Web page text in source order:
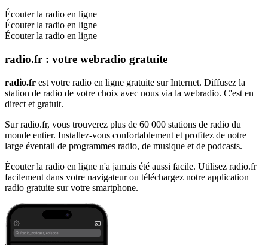
Écouter la radio en ligne
Écouter la radio en ligne
Écouter la radio en ligne
radio.fr : votre webradio gratuite
radio.fr est votre radio en ligne gratuite sur Internet. Diffusez la
station de radio de votre choix avec nous via la webradio. C'est en
direct et gratuit.
Sur radio.fr, vous trouverez plus de 60 000 stations de radio du
monde entier. Installez-vous confortablement et profitez de notre
large éventail de programmes radio, de musique et de podcasts.
Écouter la radio en ligne n'a jamais été aussi facile. Utilisez radio.fr
facilement dans votre navigateur ou téléchargez notre application
radio gratuite sur votre smartphone.